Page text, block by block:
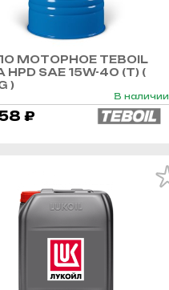
МОТОРНОЕ TEBOIL
HPD SAE 15W-40 (Т) (
)
В наличии
₽